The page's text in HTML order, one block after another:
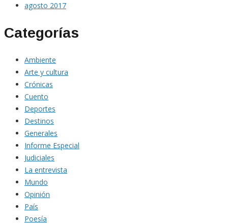
agosto 2017
Categorías
Ambiente
Arte y cultura
Crónicas
Cuento
Deportes
Destinos
Generales
Informe Especial
Judiciales
La entrevista
Mundo
Opinión
País
Poesía